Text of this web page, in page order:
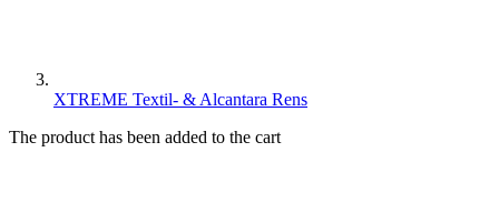
XTREME Textil- & Alcantara Rens
The product has been added to the cart